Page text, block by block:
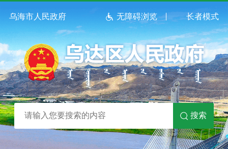
乌海市人民政府 无障碍浏览 长者模式
搜索